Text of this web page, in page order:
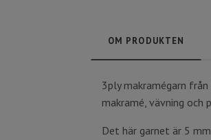
OM PRODUKTEN
3ply makramégarn
makramé, vävning och
Det här garnet är 5